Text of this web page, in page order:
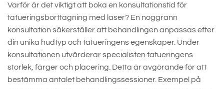
Varför är det viktigt att boka en konsultationstid för
tatueringsborttagning med laser? En noggrann
konsultation säkerställer att behandlingen anpassas efter
din unika hudtyp och tatueringens egenskaper. Under
konsultationen utvärderar specialisten tatueringens
storlek, färger och placering. Detta är avgörande för att
bestämma antalet behandlingssessioner. Exempel på